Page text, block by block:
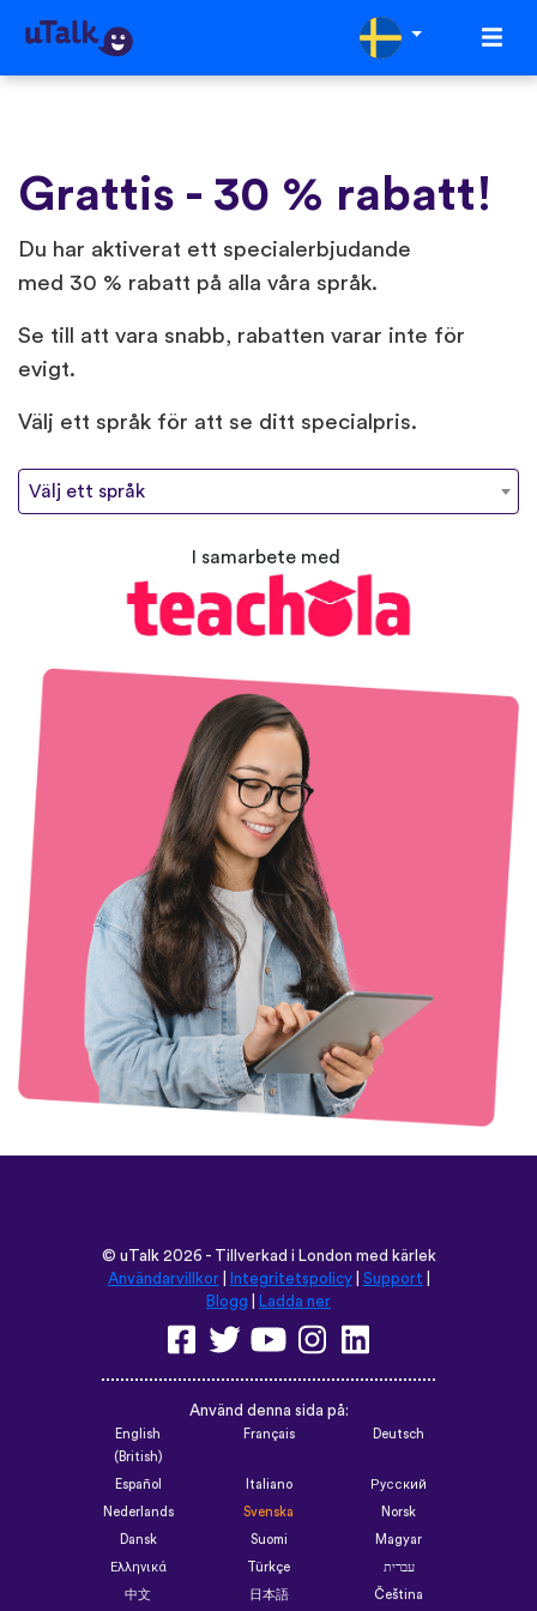
Grattis - 30 % rabatt!
Du har aktiverat ett specialerbjudande
med 30 % rabatt på alla våra språk.
Se till att vara snabb, rabatten varar inte för
evigt.
Välj ett språk för att se ditt specialpris.
Välj ett språk
I samarbete med
© uTalk2026 - Tillverkad i London med kärlek
Användarvillkor| Integritetspolicy| Support
Blogg
Ladda ner
Använd denna sida på:
English
(British)
Français Deutsch
Español Italiano Русский
Nederlands Svenska Norsk
Dansk Suomi Magyar
Ελληνικά Türkçe עברית
中文 日本語 Čeština